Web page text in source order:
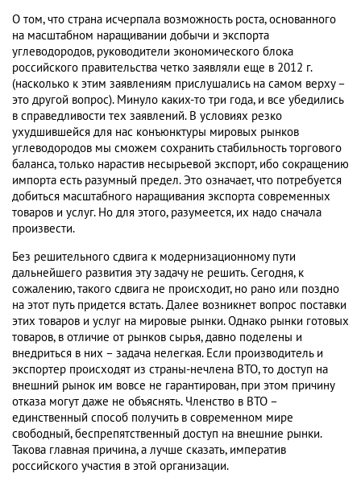
О том, что страна исчерпала возможность роста, основанного
на масштабном наращивании добычи и экспорта
углеводородов, руководители экономического блока
российского правительства четко заявляли еще в 2012 г.
(насколько к этим заявлениям прислушались на самом верху –
это другой вопрос). Минуло каких-то три года, и все убедились
в справедливости тех заявлений. В условиях резко
ухудшившейся для нас конъюнктуры мировых рынков
углеводородов мы сможем сохранить стабильность торгового
баланса, только нарастив несырьевой экспорт, ибо сокращению
импорта есть разумный предел. Это означает, что потребуется
добиться масштабного наращивания экспорта современных
товаров и услуг. Но для этого, разумеется, их надо сначала
произвести.
Без решительного сдвига к модернизационному пути
дальнейшего развития эту задачу не решить. Сегодня, к
сожалению, такого сдвига не происходит, но рано или поздно
на этот путь придется встать. Далее возникнет вопрос поставки
этих товаров и услуг на мировые рынки. Однако рынки готовых
товаров, в отличие от рынков сырья, давно поделены и
внедриться в них – задача нелегкая. Если производитель и
экспортер происходят из страны-нечлена ВТО, то доступ на
внешний рынок им вовсе не гарантирован, при этом причину
отказа могут даже не объяснять. Членство в ВТО –
единственный способ получить в современном мире
свободный, беспрепятственный доступ на внешние рынки.
Такова главная причина, а лучше сказать, императив
российского участия в этой организации.